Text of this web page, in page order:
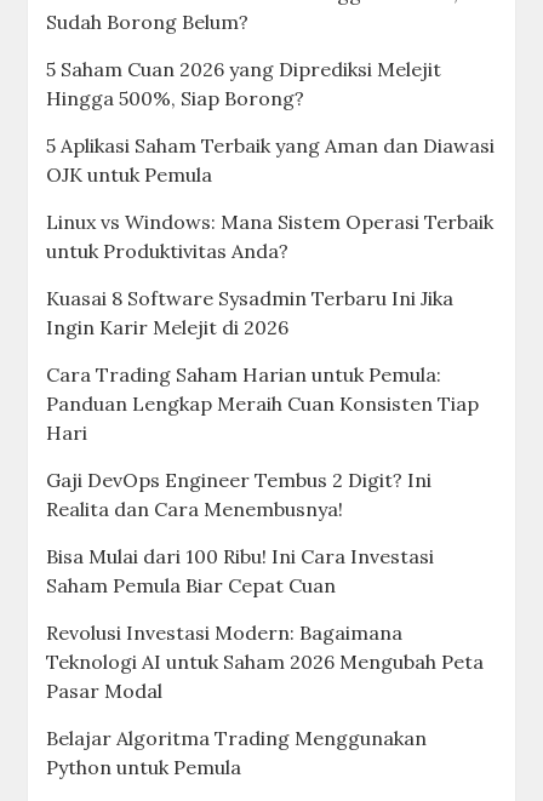
Sudah Borong Belum?
5 Saham Cuan 2026 yang Diprediksi Melejit
Hingga 500%, Siap Borong?
5 Aplikasi Saham Terbaik yang Aman dan Diawasi
OJK untuk Pemula
Linux vs Windows: Mana Sistem Operasi Terbaik
untuk Produktivitas Anda?
Kuasai 8 Software Sysadmin Terbaru Ini Jika
Ingin Karir Melejit di 2026
Cara Trading Saham Harian untuk Pemula:
Panduan Lengkap Meraih Cuan Konsisten Tiap
Hari
Gaji DevOps Engineer Tembus 2 Digit? Ini
Realita dan Cara Menembusnya!
Bisa Mulai dari 100 Ribu! Ini Cara Investasi
Saham Pemula Biar Cepat Cuan
Revolusi Investasi Modern: Bagaimana
Teknologi AI untuk Saham 2026 Mengubah Peta
Pasar Modal
Belajar Algoritma Trading Menggunakan
Python untuk Pemula